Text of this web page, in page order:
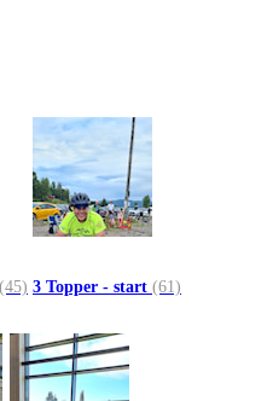
(45) 3 Topper - start (61)